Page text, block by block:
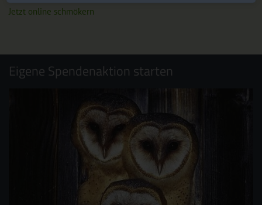
Jetzt online schmökern
Eigene Spendenaktion starten